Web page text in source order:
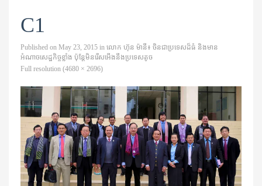
C1
Published on May 23, 2015 in លោក ហ៊ុន ម៉ានី៖ ចិនជាប្រទេសដ៏ធំ និងមាន
អំណាចសេដ្ឋកិច្ចខ្លាំង ប៉ុន្តែមិនរើសអើងនឹងប្រទេសតូច
Full resolution (4680 × 2696)